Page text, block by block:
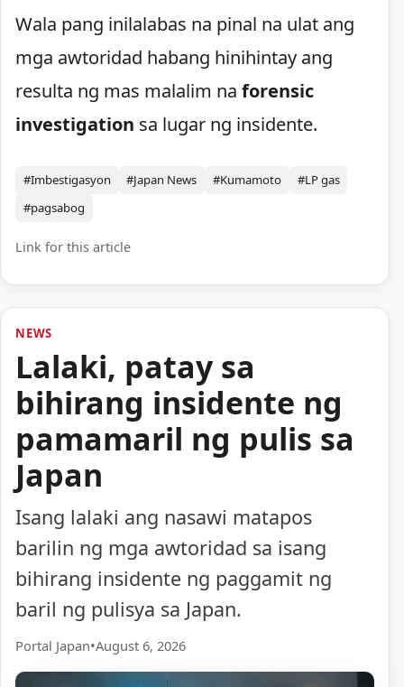
Wala pang inilalabas na pinal na ulat ang
mga awtoridad habang hinihintay ang
resulta ng mas malalim na forensic
investigation sa lugar ng insidente.
#Imbestigasyon #Japan News #Kumamoto
#LP gas
#pagsabog
Link for this article
NEWS
Lalaki, patay sa
bihirang insidente ng
pamamaril ng pulis sa
Japan
Isang lalaki ang nasawi matapos
barilin ng mga awtoridad sa isang
bihirang insidente ng paggamit ng
baril ng pulisya sa Japan.
Portal Japan•August 6, 2026